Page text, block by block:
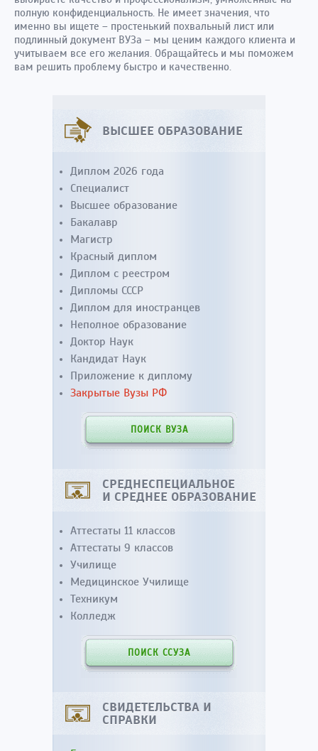
полную конфиденциальность. Не имеет значения, что
именно вы ищете – простенький похвальный лист или
подлинный документ ВУЗа – мы ценим каждого клиента и
учитываем все его желания. Обращайтесь и мы поможем
вам решить проблему быстро и качественно.
ВЫСШЕЕ ОБРАЗОВАНИЕ
Диплом 2026 года
Специалист
Высшее образование
Бакалавр
Магистр
Красный диплом
Диплом с реестром
Дипломы СССР
Диплом для иностранцев
Неполное образование
Доктор Наук
Кандидат Наук
Приложение к диплому
Закрытые Вузы РФ
ПОИСК ВУЗА
СРЕДНЕСПЕЦИАЛЬНОЕ
И СРЕДНЕЕ ОБРАЗОВАНИЕ
Аттестаты 11 классов
Аттестаты 9 классов
Училище
Медицинское Училище
Техникум
Колледж
ПОИСК ССУЗА
СВИДЕТЕЛЬСТВА И
СПРАВКИ